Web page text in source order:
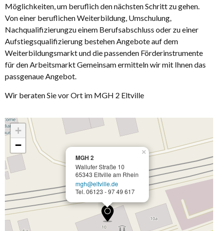
Möglichkeiten, um beruflich den nächsten Schritt zu gehen.
Von einer beruflichen Weiterbildung, Umschulung,
Nachqualifizierungzu einem Berufsabschluss oder zu einer
Aufstiegsqualifizierung bestehen Angebote auf dem
Weiterbildungsmarkt und die passenden Förderinstrumente
für den Arbeitsmarkt Gemeinsam ermitteln wir mit Ihnen das
passgenaue Angebot.
Wir beraten Sie vor Ort im MGH 2 Eltville
MGH 2
Wallufer Straße 10
65343 Eltville am Rhein
mgh@eltville.de
Tel. 06123 - 97 49 617
×
+
−